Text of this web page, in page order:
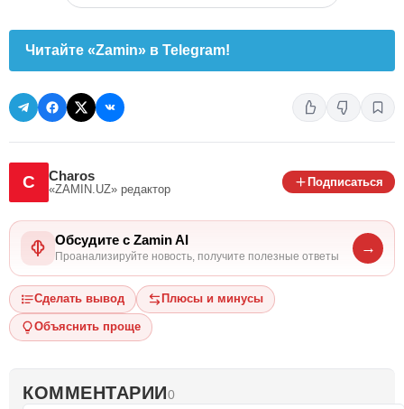
Читайте «Zamin» в Telegram!
C Charos
«ZAMIN.UZ» редактор
Подписаться
Обсудите с Zamin AI
Проанализируйте новость, получите полезные ответы
→
Сделать вывод Плюсы и минусы
Объяснить проще
КОММЕНТАРИИ0